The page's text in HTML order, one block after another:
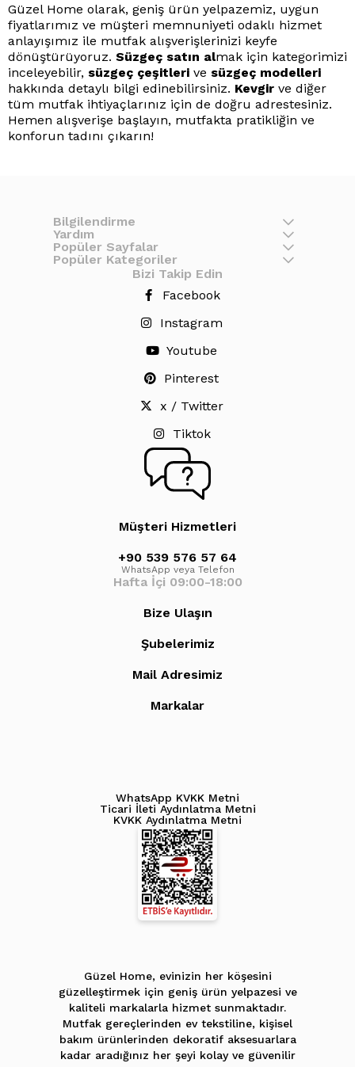
Güzel Home olarak, geniş ürün yelpazemiz, uygun
fiyatlarımız ve müşteri memnuniyeti odaklı hizmet
anlayışımız ile mutfak alışverişlerinizi keyfe
dönüştürüyoruz. Süzgeç satın almak için kategorimizi
inceleyebilir, süzgeç çeşitleri ve süzgeç modelleri
hakkında detaylı bilgi edinebilirsiniz. Kevgir ve diğer
tüm mutfak ihtiyaçlarınız için de doğru adrestesiniz.
Hemen alışverişe başlayın, mutfakta pratikliğin ve
konforun tadını çıkarın!
Bilgilendirme
Yardım
Popüler Sayfalar
Popüler Kategoriler
Bizi Takip Edin
Facebook
Instagram
Youtube
Pinterest
x / Twitter
Tiktok
Müşteri Hizmetleri
+90 539 576 57 64
WhatsApp veya Telefon
Hafta İçi 09:00-18:00
Bize Ulaşın
Şubelerimiz
Mail Adresimiz
Markalar
KVKK Aydınlatma Metni
Ticari İleti Aydınlatma Metni
WhatsApp KVKK Metni
Güzel Home, evinizin her köşesini
güzelleştirmek için geniş ürün yelpazesi ve
kaliteli markalarla hizmet sunmaktadır.
Mutfak gereçlerinden ev tekstiline, kişisel
bakım ürünlerinden dekoratif aksesuarlara
kadar aradığınız her şeyi kolay ve güvenilir